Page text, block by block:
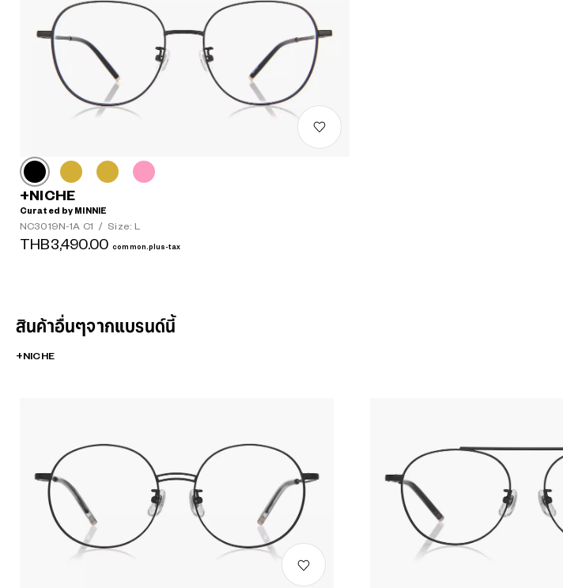
+NICHE
Curated by MINNIE
NC3019N-1A C1 / Size: L
THB3,490.00 common.plus-tax
สินค้าอื่นๆจากแบรนด์นี้
+NICHE